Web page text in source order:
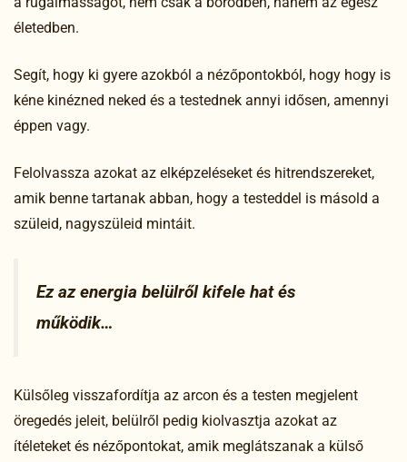
életedben.
Segít, hogy ki gyere azokból a nézőpontokból, hogy hogy is
kéne kinézned neked és a testednek annyi idősen, amennyi
éppen vagy.
Felolvassza azokat az elképzeléseket és hitrendszereket,
amik benne tartanak abban, hogy a testeddel is másold a
szüleid, nagyszüleid mintáit.
Ez az energia belülről kifele hat és
működik…
Külsőleg visszafordítja az arcon és a testen megjelent
öregedés jeleit, belülről pedig kiolvasztja azokat az
ítéleteket és nézőpontokat, amik meglátszanak a külső